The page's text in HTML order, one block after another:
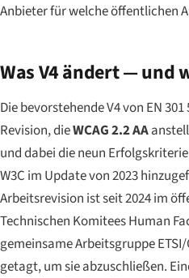
Anbieter für welche öffentlichen
Was V4 ändert — und
Die bevorstehende V4 von EN
Revision, dieWCAG 2.2 AA
und dabei die neun
W3C im Update von 2023
Arbeitsrevision ist seit 2024 im
Technischen Komitees Human
gemeinsame Arbeitsgruppe ETSI/
getagt, um sie abzuschließen.